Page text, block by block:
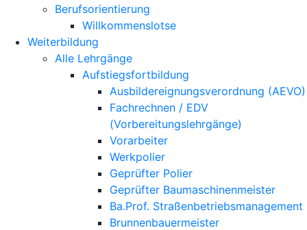
Berufsorientierung
Willkommenslotse
Weiterbildung
Alle Lehrgänge
Aufstiegsfortbildung
Ausbildereignungsverordnung (AEVO)
Fachrechnen / EDV
(Vorbereitungslehrgänge)
Vorarbeiter
Werkpolier
Geprüfter Polier
Geprüfter Baumaschinenmeister
Ba.Prof. Straßenbetriebsmanagement
Brunnenbauermeister